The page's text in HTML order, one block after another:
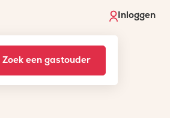
Inloggen
Zoek een gastouder